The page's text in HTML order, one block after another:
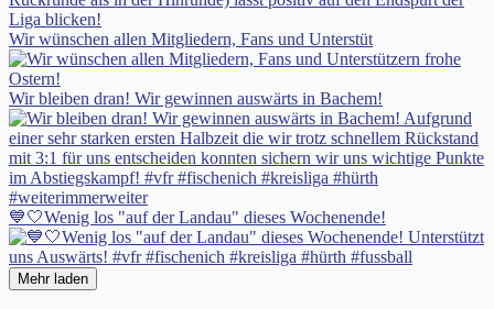
Wir wünschen allen Mitgliedern, Fans und Unterstüt
Wir bleiben dran! Wir gewinnen auswärts in Bachem!
💙🤍Wenig los "auf der Landau" dieses Wochenende!
Mehr laden